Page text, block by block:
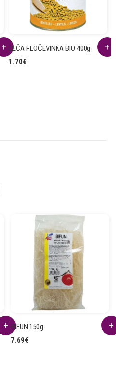
LEČA PLOČEVINKA BIO 400g
1.70€
BIFUN 150g
7.69€